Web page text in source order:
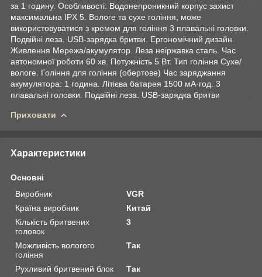
за 1 годину. Особливості: Водонепроникний корпус захист
максимальна IPX 5. Вологе та сухе гоління, може
використовуватися з кремом для гоління 3 плавальні головки.
Подвійні леза. USB-зарядка бритви. Ергономічний дизайн.
Живлення Мережа/акумулятор. Леза неіржавка сталь. Час
автономної роботи 60 хв. Потужність 5 Вт. Тип гоління Сухе/
вологе. Гоління для гоління (обертове) Час заряджання
акумулятора: 1 година. Літієва батарея 1500 мА·год. 3
плавальні головки. Подвійні леза. USB-зарядка бритви
Приховати
Характеристики
Основні
Виробник
VGR
Країна виробник
Китай
Кількість бритвених
головок
3
Можливість вологого
гоління
Так
Рухливий бритвений блок
Так